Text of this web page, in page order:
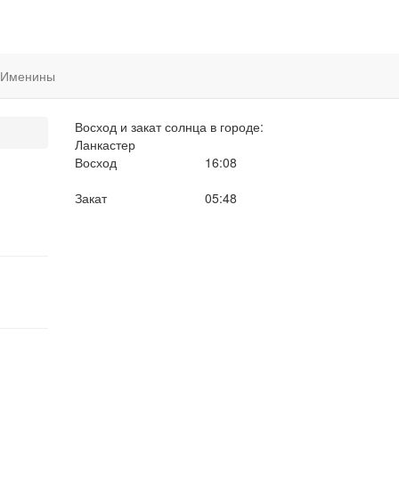
Именины
Восход и закат солнца в городе:
Ланкастер
Восход
16:08
Закат
05:48